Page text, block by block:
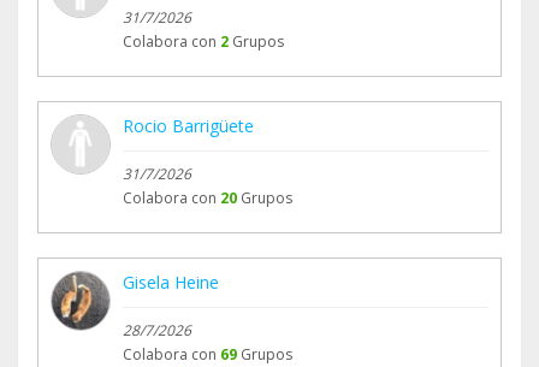
31/7/2026
Colabora con 2 Grupos
Rocio Barrigüete
31/7/2026
Colabora con 20 Grupos
Gisela Heine
28/7/2026
Colabora con 69 Grupos